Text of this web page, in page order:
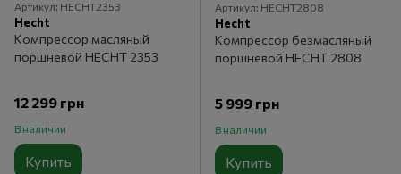
Артикул: HECHT2353
Hecht
Компрессор масляный
поршневой HECHT 2353
12 299 грн
В наличии
Купить
Артикул: HECHT2808
Hecht
Компрессор безмасляный
поршневой HECHT 2808
5 999 грн
В наличии
Купить